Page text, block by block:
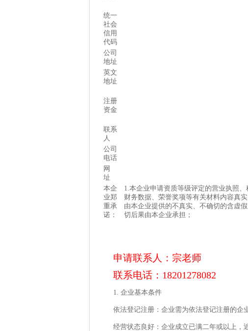
统一
社会
信用
代码
公司
地址
英文
地址
注册
资金
联系
人
公司
电话
网
址
本企
业郑
重承
诺：
1.本企业申请资质等级评定的营业执照、
财务数据、荣誉奖项等有关材料内容真
由本企业提供的不真实、不确切的含虚
切后果由本企业承担；
申请联系人：宗老师
联系电话：18201278082
1. 企业基本条件
依法登记注册：企业需为依法登记注册的企
经营状态良好：企业成立已满二年或以上，